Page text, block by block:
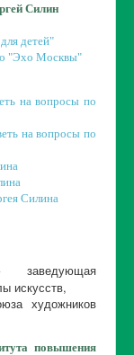
Силин
детей"
"Эхо Москвы"
на вопросы по
на вопросы по
Силина
заведующая
искусств,
художников
повышения